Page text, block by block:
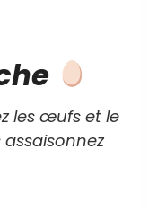
les œufs et le